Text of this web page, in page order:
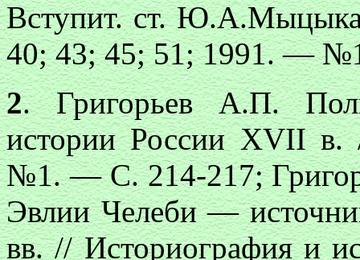
Вступит. ст.
40; 43; 45; 51; 1991. —
2. Григорьев А.П.
истории России ХVII
№1. — С. 214-217;
Эвлии Челеби —
вв. // Историография и